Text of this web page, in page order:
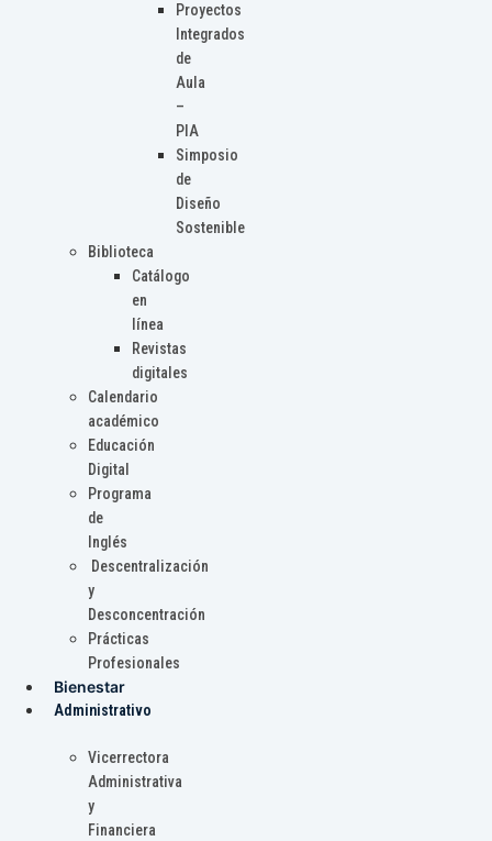
Proyectos
Integrados
de
Aula
–
PIA
Simposio
de
Diseño
Sostenible
Biblioteca
Catálogo
en
línea
Revistas
digitales
Calendario
académico
Educación
Digital
Programa
de
Inglés
Descentralización
y
Desconcentración
Prácticas
Profesionales
Bienestar
Administrativo
Vicerrectora
Administrativa
y
Financiera